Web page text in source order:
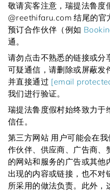
敬请宾客注意，瑞提法鲁度
@reethifaru.com 结尾的官
预订合作伙伴（例如
通。
请勿点击不熟悉的链接或分
可疑通信，请删除或屏蔽发
并直接通过 [email
我们进行验证。
瑞提法鲁度假村始终致力于
信任。
第三方网站 用户可能会在
作伙伴、供应商、广告商、
的网站和服务的广告或其
出现的内容或链接，也不
所采用的做法负责。此外，